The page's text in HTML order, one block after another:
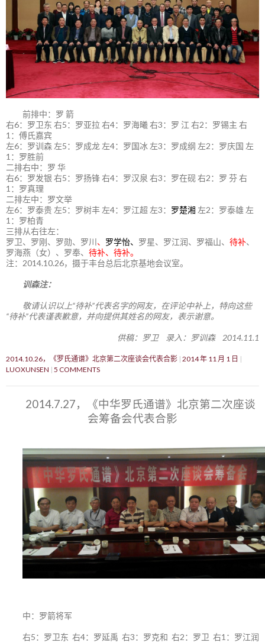
前排中：罗 箭
右6：罗卫东 右5：罗亚拉 右4：罗海曦 右3：罗 江 右2：罗锡主 右
1：傅氏嘉宾
左6：罗训森 左5：罗成龙 左4：罗国冰 左3：罗成纲 左2：罗庆国 左
1：罗胜前
二排右中：罗 华
右6：罗发银 右5：罗扬锋 右4：罗汉泉 右3：罗在砚 右2：罗 芬 右
1：罗真理
二排左中：罗文举
左6：罗泰贵 左5：罗树丰 左4：罗江超 左3： 罗楚湘 左2：罗泰雄 左
1：罗柏青
三排从右往左：
罗卫、罗刚、罗勋、罗川 、 罗学怡、 罗星、罗江润、罗福山、 待补、
罗海燕（女）、罗奉、 待补、待补。
注：2014.10.26，摄于丰台总后北京基地会议室。
训森注：
敬请认识以上“待补”代表名字的网友，在评论中补上，特向这些
“待补”代表谨表歉意，并向提供其姓名的网友，表示谢意。
供稿：罗卫 录入：罗训森 2014.11.1
2014.10.26，《罗氏通谱》北京第二次座谈会代表合影 2014 年 11 月 1 日
LUOXUNSEN 5 COMMENTS
2014.7.27，《中华罗氏通谱》北京第二次座谈
会筹备会代表合影
中：罗箭将军
右5：罗卫东 右4：罗延禹 右3：罗克和 右2：罗卫 右1：罗江润